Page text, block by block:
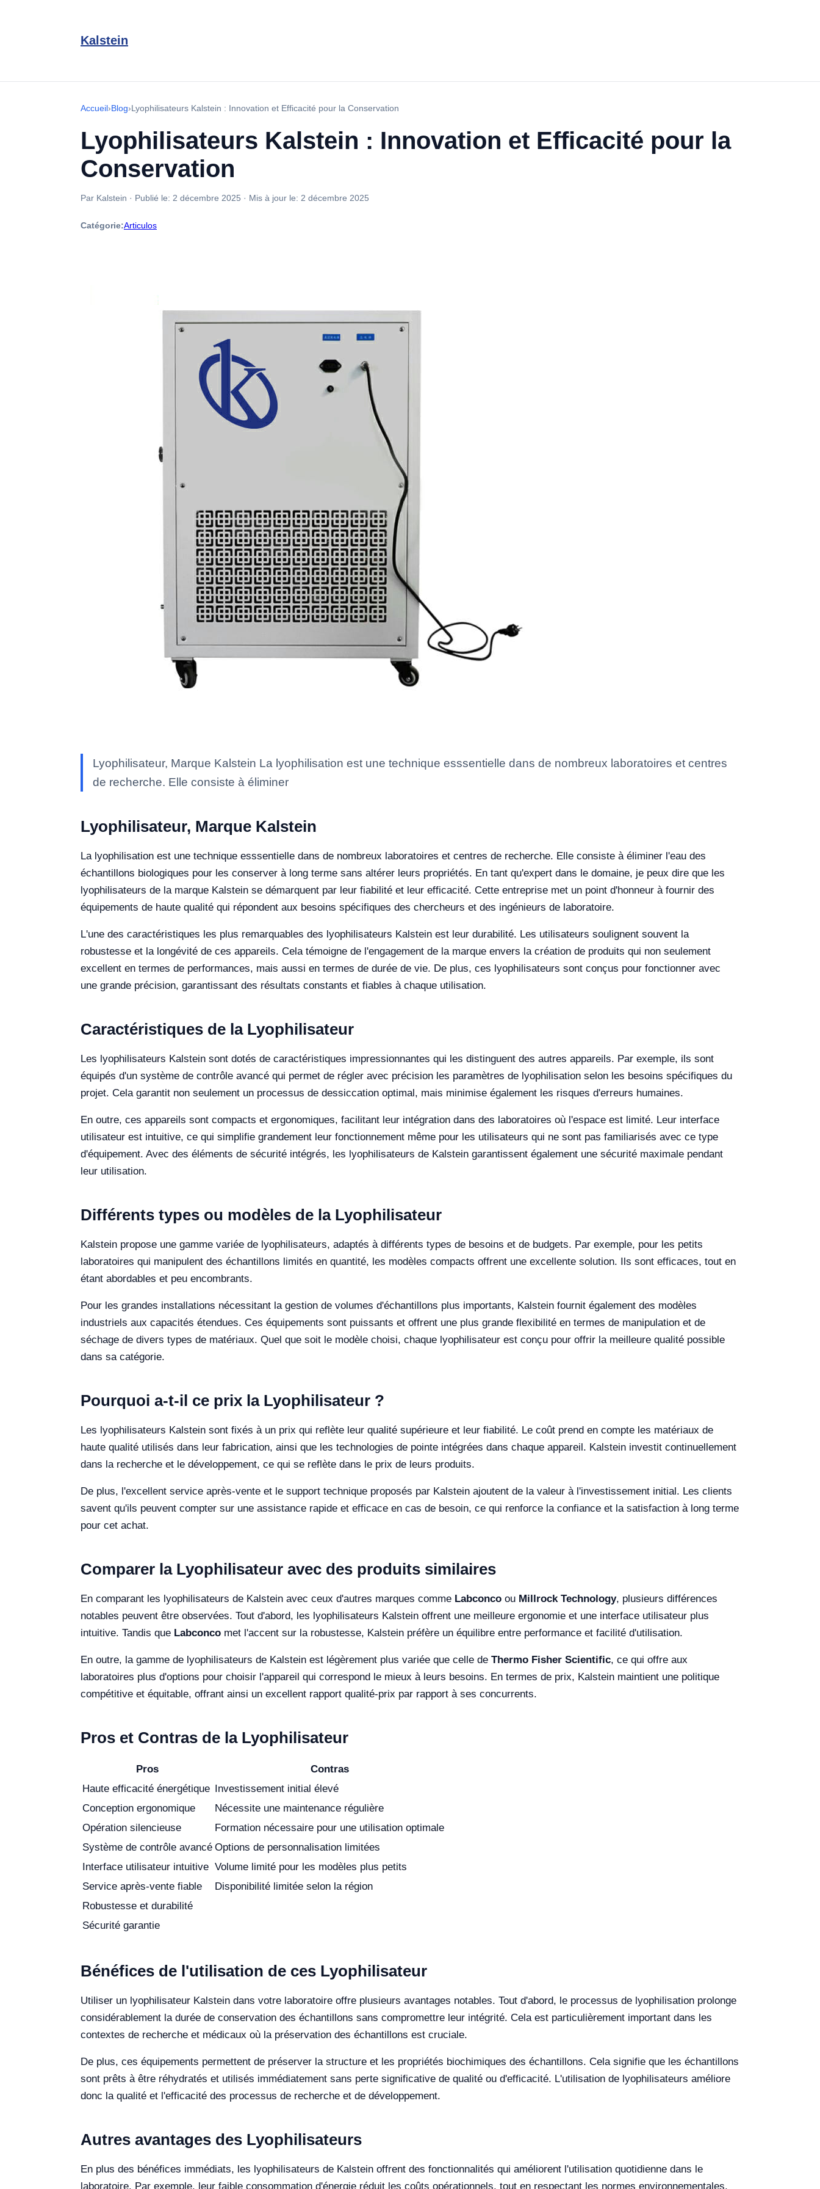
Kalstein
Accueil›Blog›Lyophilisateurs Kalstein : Innovation et Efficacité pour la Conservation
Lyophilisateurs Kalstein : Innovation et Efficacité pour la
Conservation
Par Kalstein · Publié le: 2 décembre 2025 · Mis à jour le: 2 décembre 2025
Catégorie:Articulos
Lyophilisateur, Marque Kalstein La lyophilisation est une technique esssentielle dans de nombreux laboratoires et centres
de recherche. Elle consiste à éliminer
Lyophilisateur, Marque Kalstein
La lyophilisation est une technique esssentielle dans de nombreux laboratoires et centres de recherche. Elle consiste à éliminer l'eau des
échantillons biologiques pour les conserver à long terme sans altérer leurs propriétés. En tant qu'expert dans le domaine, je peux dire que les
lyophilisateurs de la marque Kalstein se démarquent par leur fiabilité et leur efficacité. Cette entreprise met un point d'honneur à fournir des
équipements de haute qualité qui répondent aux besoins spécifiques des chercheurs et des ingénieurs de laboratoire.
L'une des caractéristiques les plus remarquables des lyophilisateurs Kalstein est leur durabilité. Les utilisateurs soulignent souvent la
robustesse et la longévité de ces appareils. Cela témoigne de l'engagement de la marque envers la création de produits qui non seulement
excellent en termes de performances, mais aussi en termes de durée de vie. De plus, ces lyophilisateurs sont conçus pour fonctionner avec
une grande précision, garantissant des résultats constants et fiables à chaque utilisation.
Caractéristiques de la Lyophilisateur
Les lyophilisateurs Kalstein sont dotés de caractéristiques impressionnantes qui les distinguent des autres appareils. Par exemple, ils sont
équipés d'un système de contrôle avancé qui permet de régler avec précision les paramètres de lyophilisation selon les besoins spécifiques du
projet. Cela garantit non seulement un processus de dessiccation optimal, mais minimise également les risques d'erreurs humaines.
En outre, ces appareils sont compacts et ergonomiques, facilitant leur intégration dans des laboratoires où l'espace est limité. Leur interface
utilisateur est intuitive, ce qui simplifie grandement leur fonctionnement même pour les utilisateurs qui ne sont pas familiarisés avec ce type
d'équipement. Avec des éléments de sécurité intégrés, les lyophilisateurs de Kalstein garantissent également une sécurité maximale pendant
leur utilisation.
Différents types ou modèles de la Lyophilisateur
Kalstein propose une gamme variée de lyophilisateurs, adaptés à différents types de besoins et de budgets. Par exemple, pour les petits
laboratoires qui manipulent des échantillons limités en quantité, les modèles compacts offrent une excellente solution. Ils sont efficaces, tout en
étant abordables et peu encombrants.
Pour les grandes installations nécessitant la gestion de volumes d'échantillons plus importants, Kalstein fournit également des modèles
industriels aux capacités étendues. Ces équipements sont puissants et offrent une plus grande flexibilité en termes de manipulation et de
séchage de divers types de matériaux. Quel que soit le modèle choisi, chaque lyophilisateur est conçu pour offrir la meilleure qualité possible
dans sa catégorie.
Pourquoi a-t-il ce prix la Lyophilisateur ?
Les lyophilisateurs Kalstein sont fixés à un prix qui reflète leur qualité supérieure et leur fiabilité. Le coût prend en compte les matériaux de
haute qualité utilisés dans leur fabrication, ainsi que les technologies de pointe intégrées dans chaque appareil. Kalstein investit continuellement
dans la recherche et le développement, ce qui se reflète dans le prix de leurs produits.
De plus, l'excellent service après-vente et le support technique proposés par Kalstein ajoutent de la valeur à l'investissement initial. Les clients
savent qu'ils peuvent compter sur une assistance rapide et efficace en cas de besoin, ce qui renforce la confiance et la satisfaction à long terme
pour cet achat.
Comparer la Lyophilisateur avec des produits similaires
En comparant les lyophilisateurs de Kalstein avec ceux d'autres marques comme Labconco ou Millrock Technology, plusieurs différences
notables peuvent être observées. Tout d'abord, les lyophilisateurs Kalstein offrent une meilleure ergonomie et une interface utilisateur plus
intuitive. Tandis que Labconco met l'accent sur la robustesse, Kalstein préfère un équilibre entre performance et facilité d'utilisation.
En outre, la gamme de lyophilisateurs de Kalstein est légèrement plus variée que celle de Thermo Fisher Scientific, ce qui offre aux
laboratoires plus d'options pour choisir l'appareil qui correspond le mieux à leurs besoins. En termes de prix, Kalstein maintient une politique
compétitive et équitable, offrant ainsi un excellent rapport qualité-prix par rapport à ses concurrents.
Pros et Contras de la Lyophilisateur
Pros
Contras
Haute efficacité énergétique Investissement initial élevé
Conception ergonomique
Nécessite une maintenance régulière
Opération silencieuse
Formation nécessaire pour une utilisation optimale
Système de contrôle avancé Options de personnalisation limitées
Interface utilisateur intuitive Volume limité pour les modèles plus petits
Service après-vente fiable
Disponibilité limitée selon la région
Robustesse et durabilité
Sécurité garantie
Bénéfices de l'utilisation de ces Lyophilisateur
Utiliser un lyophilisateur Kalstein dans votre laboratoire offre plusieurs avantages notables. Tout d'abord, le processus de lyophilisation prolonge
considérablement la durée de conservation des échantillons sans compromettre leur intégrité. Cela est particulièrement important dans les
contextes de recherche et médicaux où la préservation des échantillons est cruciale.
De plus, ces équipements permettent de préserver la structure et les propriétés biochimiques des échantillons. Cela signifie que les échantillons
sont prêts à être réhydratés et utilisés immédiatement sans perte significative de qualité ou d'efficacité. L'utilisation de lyophilisateurs améliore
donc la qualité et l'efficacité des processus de recherche et de développement.
Autres avantages des Lyophilisateurs
En plus des bénéfices immédiats, les lyophilisateurs de Kalstein offrent des fonctionnalités qui améliorent l'utilisation quotidienne dans le
laboratoire. Par exemple, leur faible consommation d'énergie réduit les coûts opérationnels, tout en respectant les normes environnementales.